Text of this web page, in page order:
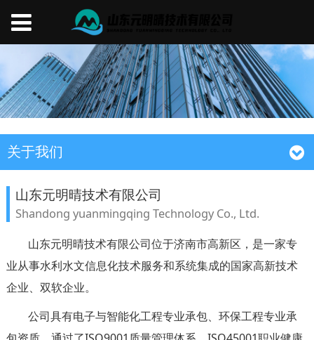
关于我们
山东元明晴技术有限公司
Shandong yuanmingqing Technology Co., Ltd.
山东元明晴技术有限公司位于济南市高新区，是一家专
业从事水利水文信息化技术服务和系统集成的国家高新技术
企业、双软企业。
公司具有电子与智能化工程专业承包、环保工程专业承